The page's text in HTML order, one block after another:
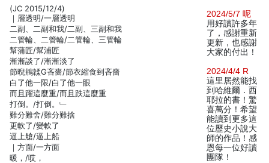
(JC 2015/12/4)
｜層透明/一層透明
二副、二副和我/二副、三副和我
二管輪、二管輪/二管輪、三管輪
幫蒲匠/幫浦匠
漸漸談了/漸漸淡了
節晲鴘韖G吝嗇/節衣縮食到吝嗇
白了他一限/白了他一眼
而且躍這麼重/而且跌這麼重
打倒。/打倒。﹂
難分難舍/難分難捨
更軟了/變軟了
逼上艙/逼上船
｜方面/一方面
暖，/哎，
2024/5/7 呢
用好讀許多年
了，感謝重新
更新，也感謝
大家的付出！
2024/4/4 R
這里居然能找
到哈維爾．西
耶拉的書！驚
喜萬分！希望
能讀到更多這
位歷史小說大
師的作品！感
恩每一位好讀
團隊！